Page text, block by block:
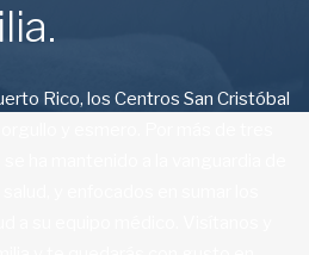
Rico, los Centros San Cristóbal